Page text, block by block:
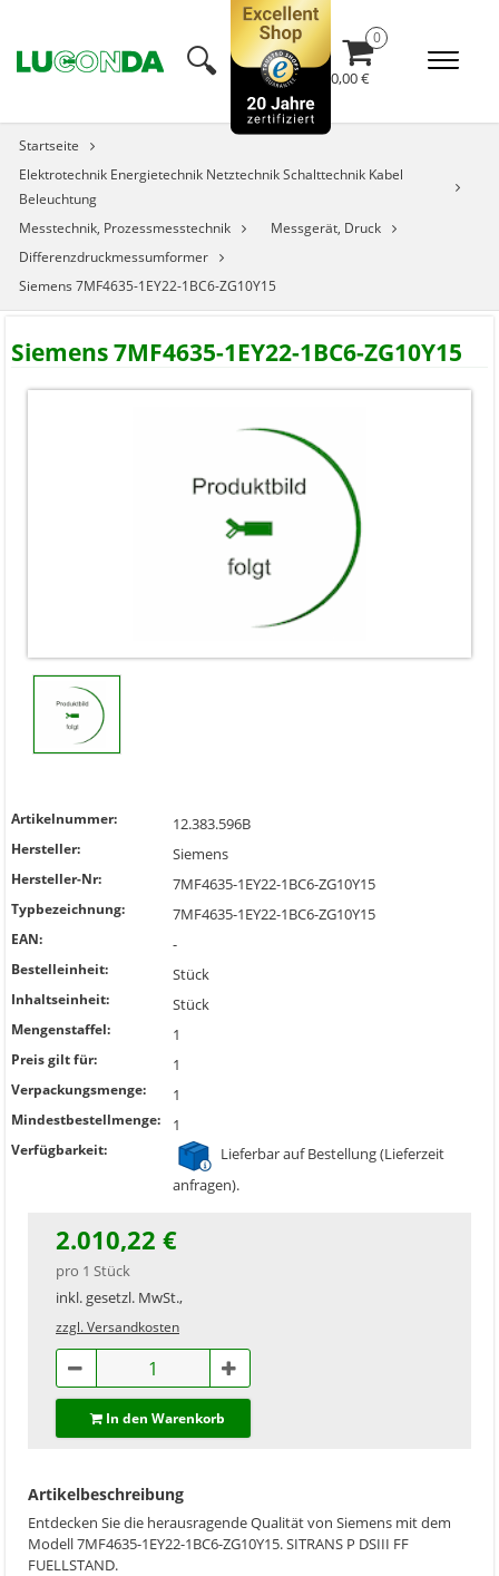
🔍︎ 0,00 €
Startseite
Elektrotechnik Energietechnik Netztechnik Schalttechnik Kabel
Beleuchtung
Messtechnik, Prozessmesstechnik
Messgerät, Druck
Differenzdruckmessumformer
Siemens 7MF4635-1EY22-1BC6-ZG10Y15
Siemens 7MF4635-1EY22-1BC6-ZG10Y15
Artikelnummer: 12.383.596B
Hersteller: Siemens
Hersteller-Nr: 7MF4635-1EY22-1BC6-ZG10Y15
Typbezeichnung: 7MF4635-1EY22-1BC6-ZG10Y15
EAN: -
Bestelleinheit: Stück
Inhaltseinheit: Stück
Mengenstaffel: 1
Preis gilt für: 1
Verpackungsmenge: 1
Mindestbestellmenge: 1
Verfügbarkeit:
Lieferbar auf Bestellung (Lieferzeit
anfragen).
2.010,22 €
pro 1 Stück
inkl. gesetzl. MwSt.,
zzgl. Versandkosten
In den Warenkorb
Artikelbeschreibung
Entdecken Sie die herausragende Qualität von Siemens mit dem
Modell 7MF4635-1EY22-1BC6-ZG10Y15. SITRANS P DSIII FF
FUELLSTAND.